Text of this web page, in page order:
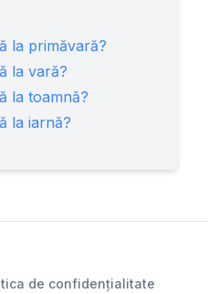
la primăvară?
la vară?
la toamnă?
la iarnă?
de confidențialitate